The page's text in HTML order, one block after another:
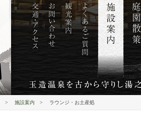
> 施設案内 > ラウンジ・お土産処